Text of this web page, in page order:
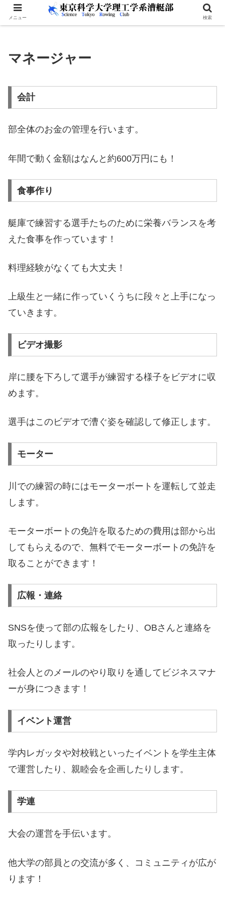
マネージャー
会計
部全体のお金の管理を行います。
年間で動く金額はなんと約600万円にも！
食事作り
艇庫で練習する選手たちのために栄養バランスを考
えた食事を作っています！
料理経験がなくても大丈夫！
上級生と一緒に作っていくうちに段々と上手になっ
ていきます。
ビデオ撮影
岸に腰を下ろして選手が練習する様子をビデオに収
めます。
選手はこのビデオで漕ぐ姿を確認して修正します。
モーター
川での練習の時にはモーターボートを運転して並走
します。
モーターボートの免許を取るための費用は部から出
してもらえるので、無料でモーターボートの免許を
取ることができます！
広報・連絡
SNSを使って部の広報をしたり、OBさんと連絡を
取ったりします。
社会人とのメールのやり取りを通してビジネスマナ
ーが身につきます！
イベント運営
学内レガッタや対校戦といったイベントを学生主体
で運営したり、親睦会を企画したりします。
学連
大会の運営を手伝います。
他大学の部員との交流が多く、コミュニティが広が
ります！
メニュー 検索